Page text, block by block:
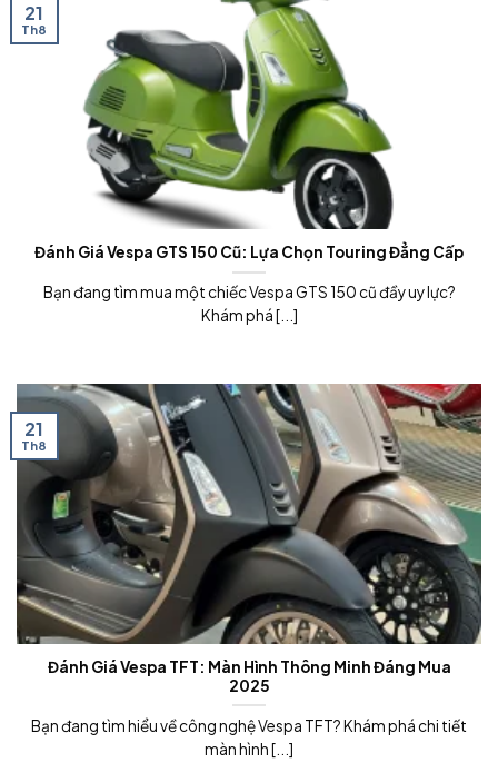
Đánh Giá Vespa GTS 150 Cũ: Lựa Chọn Touring Đẳng Cấp
Bạn đang tìm mua một chiếc Vespa GTS 150 cũ đầy uy lực?
Khám phá [...]
21
Th8
Đánh Giá Vespa TFT: Màn Hình Thông Minh Đáng Mua
2025
Bạn đang tìm hiểu về công nghệ Vespa TFT? Khám phá chi tiết
màn hình [...]
21
Th8